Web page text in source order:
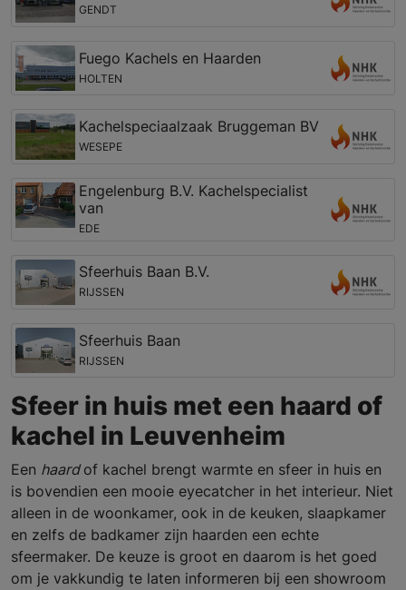
GENDT
Fuego Kachels en Haarden
HOLTEN
Kachelspeciaalzaak Bruggeman BV
WESEPE
Engelenburg B.V. Kachelspecialist
van
EDE
Sfeerhuis Baan B.V.
RIJSSEN
Sfeerhuis Baan
RIJSSEN
Sfeer in huis met een haard of
kachel in Leuvenheim
Een haard of kachel brengt warmte en sfeer in huis en
is bovendien een mooie eyecatcher in het interieur. Niet
alleen in de woonkamer, ook in de keuken, slaapkamer
en zelfs de badkamer zijn haarden een echte
sfeermaker. De keuze is groot en daarom is het goed
om je vakkundig te laten informeren bij een showroom